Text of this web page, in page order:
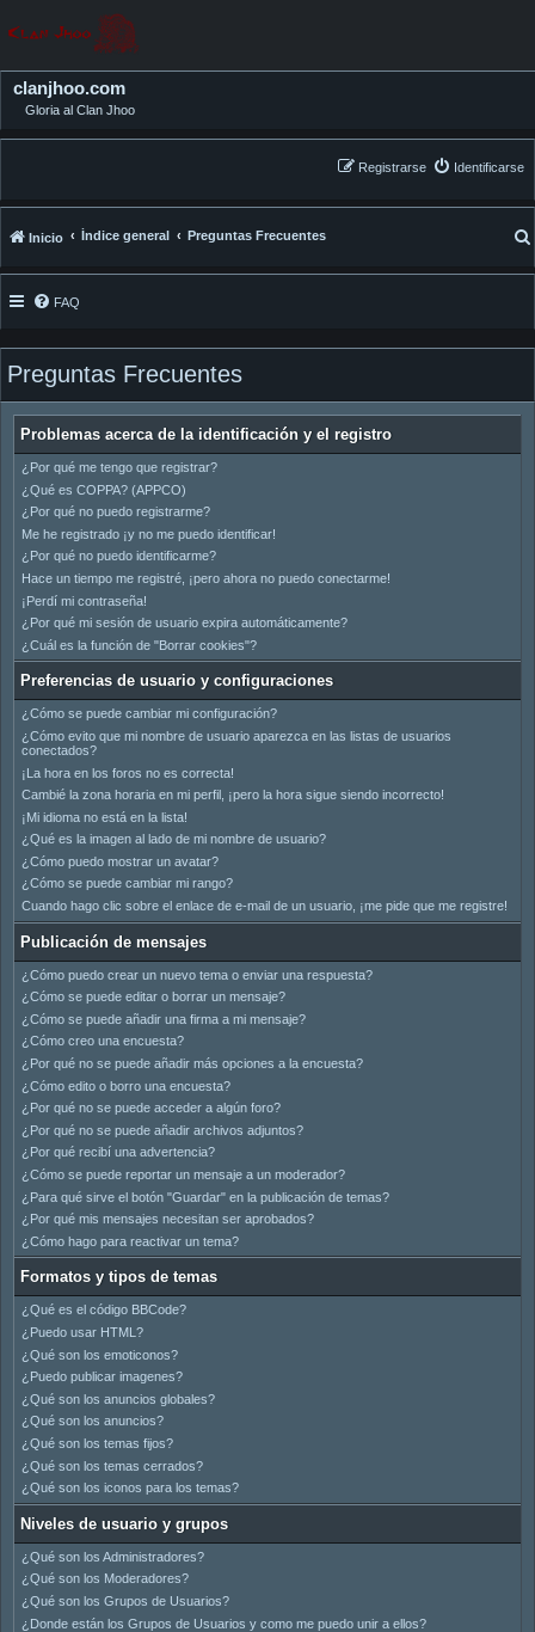
clanjhoo.com
Gloria al Clan Jhoo
Identificarse
Registrarse
Inicio Índice general Preguntas Frecuentes
FAQ
Preguntas Frecuentes
Problemas acerca de la identificación y el registro
¿Por qué me tengo que registrar?
¿Qué es COPPA? (APPCO)
¿Por qué no puedo registrarme?
Me he registrado ¡y no me puedo identificar!
¿Por qué no puedo identificarme?
Hace un tiempo me registré, ¡pero ahora no puedo conectarme!
¡Perdí mi contraseña!
¿Por qué mi sesión de usuario expira automáticamente?
¿Cuál es la función de "Borrar cookies"?
Preferencias de usuario y configuraciones
¿Cómo se puede cambiar mi configuración?
¿Cómo evito que mi nombre de usuario aparezca en las listas de usuarios
conectados?
¡La hora en los foros no es correcta!
Cambié la zona horaria en mi perfil, ¡pero la hora sigue siendo incorrecto!
¡Mi idioma no está en la lista!
¿Qué es la imagen al lado de mi nombre de usuario?
¿Cómo puedo mostrar un avatar?
¿Cómo se puede cambiar mi rango?
Cuando hago clic sobre el enlace de e-mail de un usuario, ¡me pide que me registre!
Publicación de mensajes
¿Cómo puedo crear un nuevo tema o enviar una respuesta?
¿Cómo se puede editar o borrar un mensaje?
¿Cómo se puede añadir una firma a mi mensaje?
¿Cómo creo una encuesta?
¿Por qué no se puede añadir más opciones a la encuesta?
¿Cómo edito o borro una encuesta?
¿Por qué no se puede acceder a algún foro?
¿Por qué no se puede añadir archivos adjuntos?
¿Por qué recibí una advertencia?
¿Cómo se puede reportar un mensaje a un moderador?
¿Para qué sirve el botón "Guardar" en la publicación de temas?
¿Por qué mis mensajes necesitan ser aprobados?
¿Cómo hago para reactivar un tema?
Formatos y tipos de temas
¿Qué es el código BBCode?
¿Puedo usar HTML?
¿Qué son los emoticonos?
¿Puedo publicar imagenes?
¿Qué son los anuncios globales?
¿Qué son los anuncios?
¿Qué son los temas fijos?
¿Qué son los temas cerrados?
¿Qué son los iconos para los temas?
Niveles de usuario y grupos
¿Qué son los Administradores?
¿Qué son los Moderadores?
¿Qué son los Grupos de Usuarios?
¿Donde están los Grupos de Usuarios y como me puedo unir a ellos?